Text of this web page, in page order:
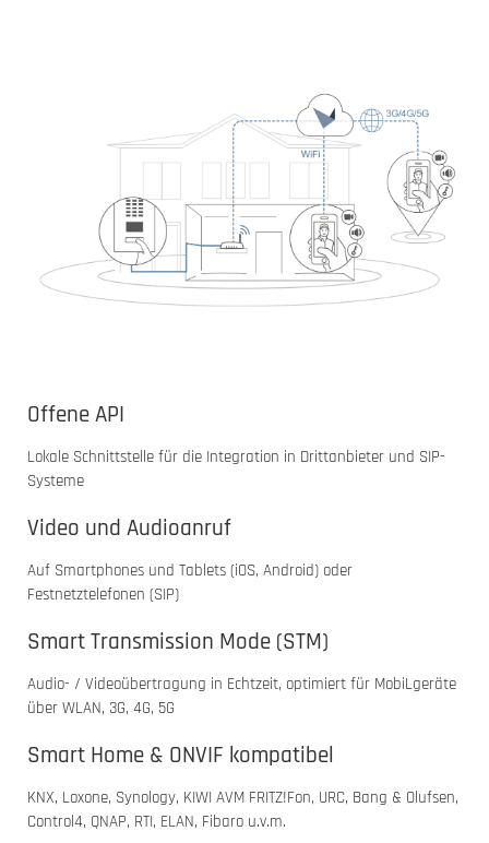
Offene API
Lokale Schnittstelle für die Integration in Drittanbieter und SIP-
Systeme
Video und Audioanruf
Auf Smartphones und Tablets (iOS, Android) oder
Festnetztelefonen (SIP)
Smart Transmission Mode (STM)
Audio- / Videoübertragung in Echtzeit, optimiert für MobiLgeräte
über WLAN, 3G, 4G, 5G
Smart Home & ONVIF kompatibel
KNX, Loxone, Synology, KIWI AVM FRITZ!Fon, URC, Bang & Olufsen,
Control4, QNAP, RTI, ELAN, Fibaro u.v.m.